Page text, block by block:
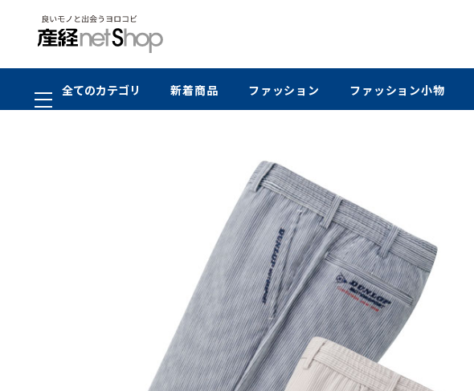
全てのカテゴリ 新着商品 ファッション ファッション小物